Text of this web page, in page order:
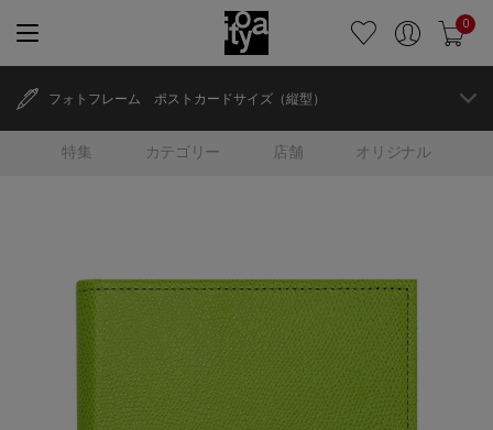
0
特集 カテゴリー 店舗 オリジナル
フォトフレーム ポストカードサイズ（縦型）